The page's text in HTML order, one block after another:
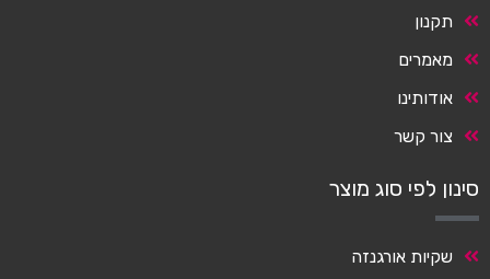
תקנון
מאמרים
אודותינו
צור קשר
סינון לפי סוג מוצר
שקיות אורגנזה